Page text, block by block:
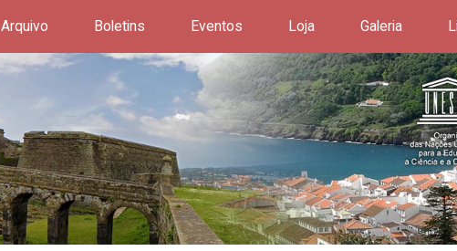
Arquivo Boletins Eventos Loja Galeria